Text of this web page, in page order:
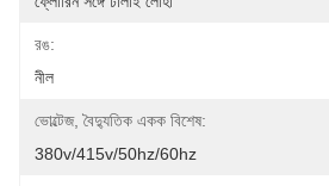
রঙ:
নীল
ভোল্টেজ, বৈদ্যুতিক একক বিশেষ:
380v/415v/50hz/60hz